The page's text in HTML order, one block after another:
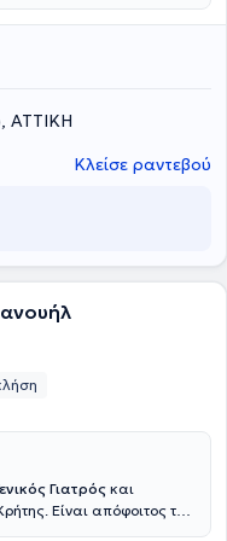
περιλαμβάνει
τον Μάρτιο του 2023
και Μεταναστών σε
ΕΟΔΥ και το ΚΕΕΛΠΝΟ
όπως ο ΔΙΕΘΝΗΣ
ιατρικές υπηρεσίες
ΑΤΤΙΚΗ
Κλείσε ραντεβού
Γιατρόςκαι
Είναι απόφοιτος της